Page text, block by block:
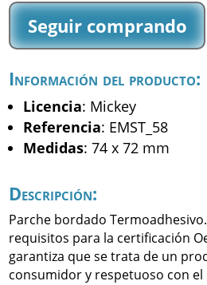
-
(EMST_58)
cantidad
Seguir comprando
Información del producto:
Licencia: Mickey
Referencia: EMST_58
Medidas: 74 x 72 mm
Descripción:
Parche bordado
requisitos para la certificación
garantiza que se trata de un
consumidor y respetuoso con